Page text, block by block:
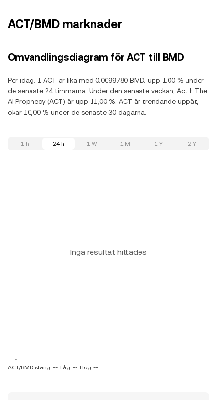
ACT/BMD marknader
Omvandlingsdiagram för ACT till BMD
Per idag, 1 ACT är lika med 0,0099780 BMD, upp 1,00 % under
de senaste 24 timmarna. Under den senaste veckan, Act I: The
AI Prophecy (ACT) är upp 11,00 %. ACT är trendande uppåt,
ökar 10,00 % under de senaste 30 dagarna.
1 h 24 h 1 W 1 M 1 Y 2 Y
Inga resultat hittades
-- ~ --
ACT/BMD stäng: -- Låg: -- Hög: --